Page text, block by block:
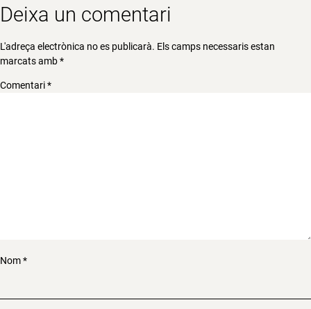
Deixa un comentari
L'adreça electrònica no es publicarà. Els camps necessaris estan
marcats amb*
Comentari*
Nom*